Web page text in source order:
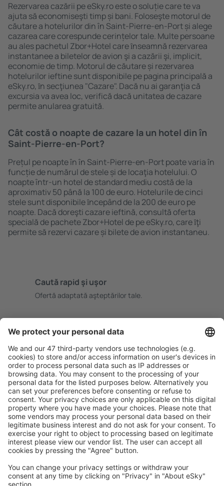
Rezervarea cazării pe eSky.ro este o soluție care te va
ajuta să economiseşti timp și bani. Foloseşte motorul de
căutare a hotelurilor din în Saint-Pierre-en-Port și alege
cazarea care corespunde cerințelor tale. Multe persoane
au ales pachetul Zbor+Hotel care ȋnseamnă rezervarea
instantanee a biletelor de avion şi a cazării şi, implicit,
economie de timp. Motorul de căutare și rezervarea
hotelurilor ieftine sunt disponibile pe pagina principală a
eSky.ro, ȋn secţiunea "Cazare". Dacă nu ai garanţia că
excursia va avea loc, verifică dacă unitatea de cazare
permite anularea gratuită.
Cât costă o noapte de cazare la un hotel din în
Saint-Pierre-en-Port?
Prețul pe noapte în în Saint-Pierre-en-Port poate varia în
funcție de numărul de stele și de locaţia hotelului. O
noapte într-un hotel de standard mediu costă de la
aproximativ 50 până la 100 de euro. Hotelurile de cinci
stele sunt disponibile ȋncepând de la 200 de euro pe
noapte. Dacă doreşti cazare ieftină, consultă oferta
specială de pachete Zbor+Hotel de pe eSky.ro, care ȋţi
permite să rezervi cazare și bilete de avion instantaneu.
Caută rapid şi uşor
Ofertă adaptată aşteptărilor tale.
Rezervare fără griji cu opțiune gratuită de anulare.
Economiseşte mai mult
Prețuri atractive și oferte speciale pentru utilizatorii
conectați.
Cazarea preferată
Alege din peste 1,3 mil. de opţiuni: hoteluri, cabane,
apartamente și altele.
Cele mai căutate hoteluri de către utilizatorii eSky